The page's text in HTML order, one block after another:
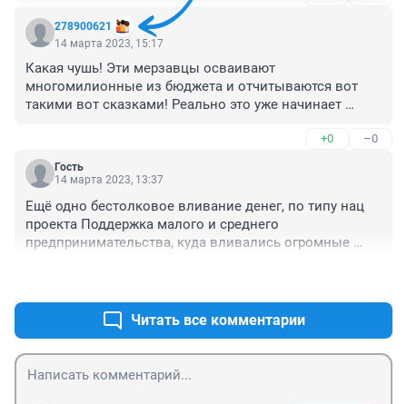
278900621
14 марта 2023, 15:17
Какая чушь! Эти мерзавцы осваивают
многомилионные из бюджета и отчитываются вот
такими вот сказками! Реально это уже начинает
+0 –0
Гость
14 марта 2023, 13:37
Ещё одно бестолковое вливание денег, по типу нац
проекта Поддержка малого и среднего
предпринимательства, куда вливались огромные
Читать все комментарии